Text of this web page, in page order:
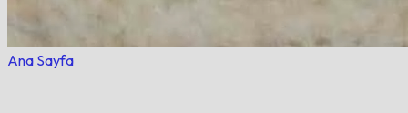
Ana Sayfa